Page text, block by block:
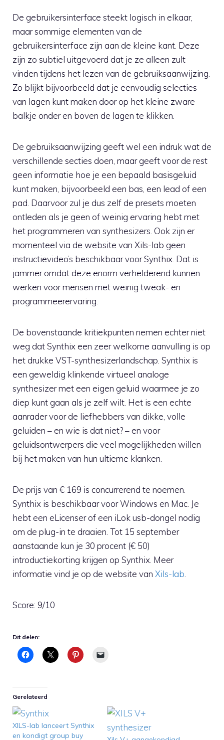
De gebruikersinterface steekt logisch in elkaar,
maar sommige elementen van de
gebruikersinterface zijn aan de kleine kant. Deze
zijn zo subtiel uitgevoerd dat je ze alleen zult
vinden tijdens het lezen van de gebruiksaanwijzing.
Zo blijkt bijvoorbeeld dat je eenvoudig selecties
van lagen kunt maken door op het kleine zware
balkje onder en boven de lagen te klikken.
De gebruiksaanwijzing geeft wel een indruk wat de
verschillende secties doen, maar geeft voor de rest
geen informatie hoe je een bepaald basisgeluid
kunt maken, bijvoorbeeld een bas, een lead of een
pad. Daarvoor zul je dus zelf de presets moeten
ontleden als je geen of weinig ervaring hebt met
het programmeren van synthesizers. Ook zijn er
momenteel via de website van Xils-lab geen
instructievideo’s beschikbaar voor Synthix. Dat is
jammer omdat deze enorm verhelderend kunnen
werken voor mensen met weinig tweak- en
programmeerervaring.
De bovenstaande kritiekpunten nemen echter niet
weg dat Synthix een zeer welkome aanvulling is op
het drukke VST-synthesizerlandschap. Synthix is
een geweldig klinkende virtueel analoge
synthesizer met een eigen geluid waarmee je zo
diep kunt gaan als je zelf wilt. Het is een echte
aanrader voor de liefhebbers van dikke, volle
geluiden – en wie is dat niet? – en voor
geluidsontwerpers die veel mogelijkheden willen
bij het maken van hun ultieme klanken.
De prijs van € 169 is concurrerend te noemen.
Synthix is beschikbaar voor Windows en Mac. Je
hebt een eLicenser of een iLok usb-dongel nodig
om de plug-in te draaien. Tot 15 september
aanstaande kun je 30 procent (€ 50)
introductiekorting krijgen op Synthix. Meer
informatie vind je op de website van Xils-lab
Score: 9/10
Dit delen:
Gerelateerd
XILS-lab lanceert Synthix
en kondigt group buy